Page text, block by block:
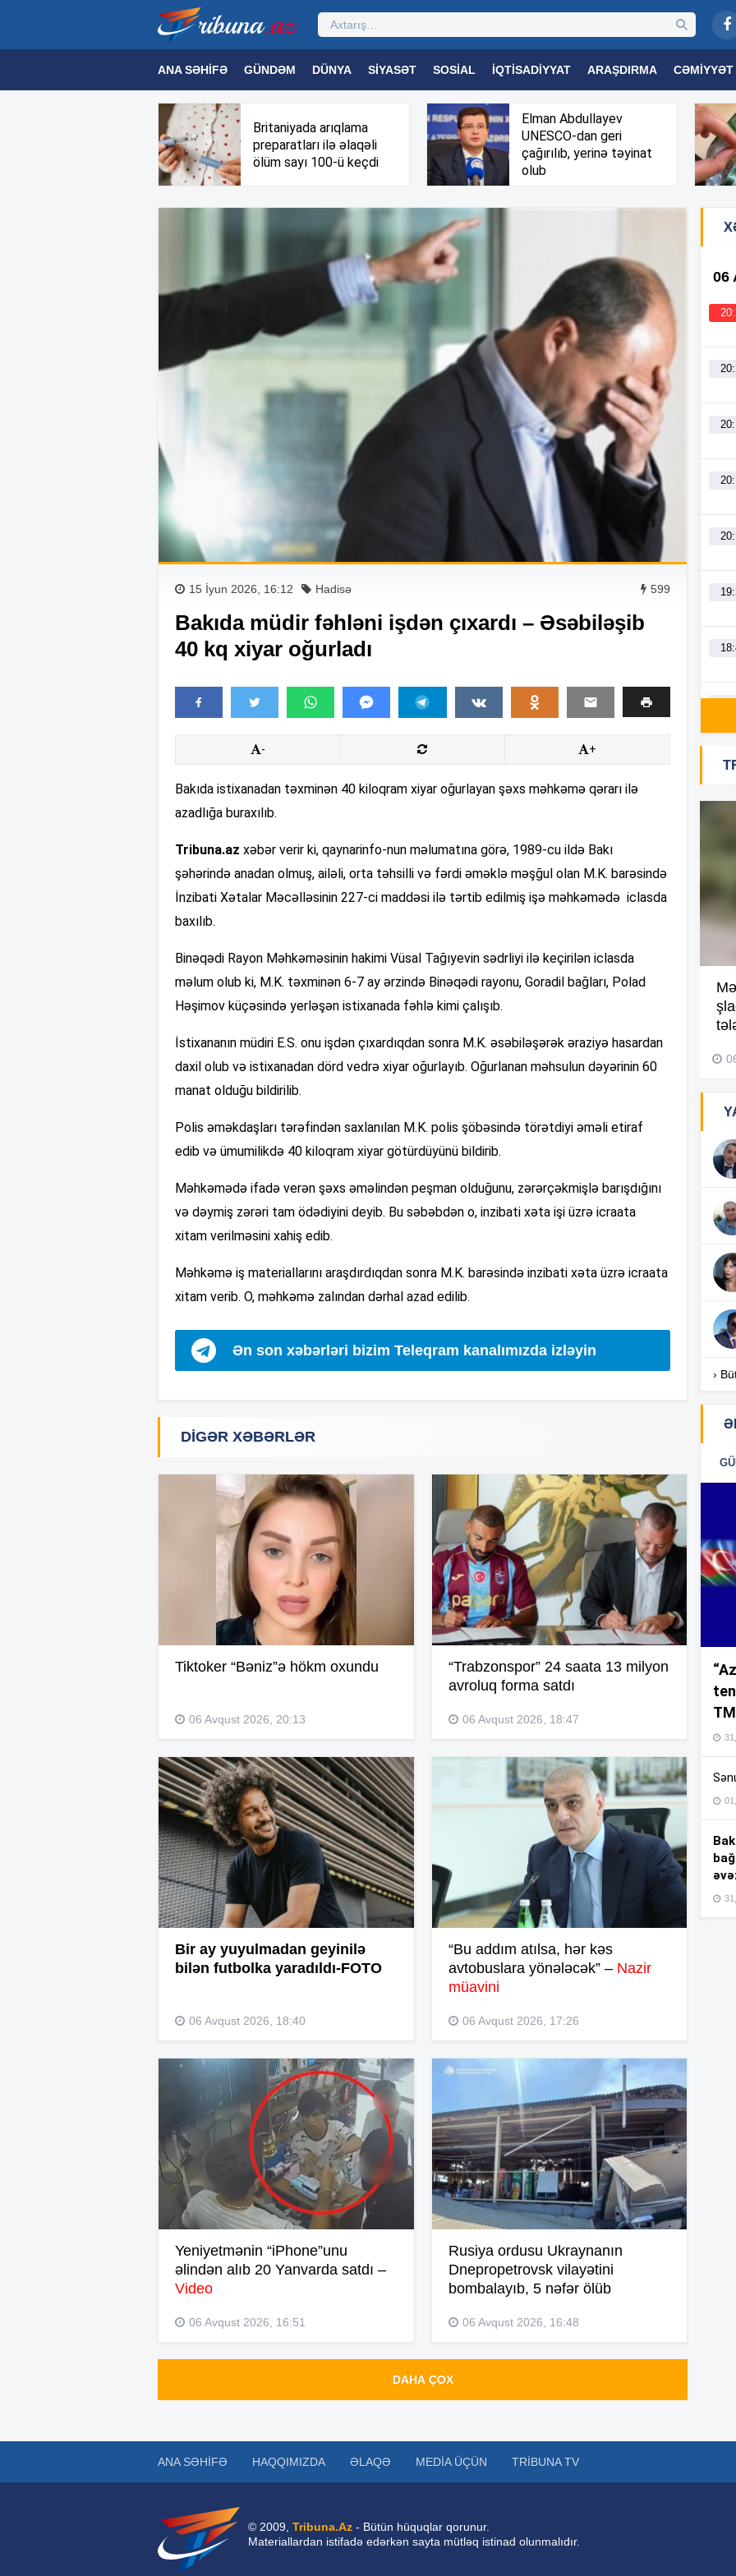
ANA SƏHIFƏ GÜNDƏM DÜNYA SIYASƏT SOSIAL İQTISADIYYAT ARAŞDIRMA CƏMIYYƏT
MƏDƏNIYYƏT TƏHSIL SAĞLAMLIQ MARAQLI TRIBUNA TV
Britaniyada arıqlama
preparatları ilə əlaqəli
ölüm sayı 100-ü keçdi
Elman Abdullayev
UNESCO-dan geri
çağırılıb, yerinə təyinat
olub
15 İyun 2026, 16:12 Hadisə 599
Bakıda müdir fəhləni işdən çıxardı – Əsəbiləşib
40 kq xiyar oğurladı
- +
Bakıda istixanadan təxminən 40 kiloqram xiyar oğurlayan şəxs məhkəmə qərarı ilə
azadlığa buraxılıb.
Tribuna.az xəbər verir ki, qaynarinfo-nun məlumatına görə, 1989-cu ildə Bakı
şəhərində anadan olmuş, ailəli, orta təhsilli və fərdi əməklə məşğul olan M.K. barəsində
İnzibati Xətalar Məcəlləsinin 227-ci maddəsi ilə tərtib edilmiş işə məhkəmədə iclasda
baxılıb.
Binəqədi Rayon Məhkəməsinin hakimi Vüsal Tağıyevin sədrliyi ilə keçirilən iclasda
məlum olub ki, M.K. təxminən 6-7 ay ərzində Binəqədi rayonu, Goradil bağları, Polad
Həşimov küçəsində yerləşən istixanada fəhlə kimi çalışıb.
İstixananın müdiri E.S. onu işdən çıxardıqdan sonra M.K. əsəbiləşərək əraziyə hasardan
daxil olub və istixanadan dörd vedrə xiyar oğurlayıb. Oğurlanan məhsulun dəyərinin 60
manat olduğu bildirilib.
Polis əməkdaşları tərəfindən saxlanılan M.K. polis şöbəsində törətdiyi əməli etiraf
edib və ümumilikdə 40 kiloqram xiyar götürdüyünü bildirib.
Məhkəmədə ifadə verən şəxs əməlindən peşman olduğunu, zərərçəkmişlə barışdığını
və dəymiş zərəri tam ödədiyini deyib. Bu səbəbdən o, inzibati xəta işi üzrə icraata
xitam verilməsini xahiş edib.
Məhkəmə iş materiallarını araşdırdıqdan sonra M.K. barəsində inzibati xəta üzrə icraata
xitam verib. O, məhkəmə zalından dərhal azad edilib.
Ən son xəbərləri bizim Teleqram kanalımızda izləyin
DIGƏR XƏBƏRLƏR
Tiktoker “Bəniz”ə hökm oxundu
06 Avqust 2026, 20:13
“Trabzonspor” 24 saata 13 milyon
avroluq forma satdı
06 Avqust 2026, 18:47
Bir ay yuyulmadan geyinilə
bilən futbolka yaradıldı-FOTO
06 Avqust 2026, 18:40
“Bu addım atılsa, hər kəs
avtobuslara yönələcək” – Nazir
müavini
06 Avqust 2026, 17:26
Yeniyetmənin “iPhone”unu
əlindən alıb 20 Yanvarda satdı –
Video
06 Avqust 2026, 16:51
Rusiya ordusu Ukraynanın
Dnepropetrovsk vilayətini
bombalayıb, 5 nəfər ölüb
06 Avqust 2026, 16:48
DAHA ÇOX
06
Kompleksdə faciə: 2 yaşlı
uşaq hovuzda boğuldu –
29 İyul 2026, 16:21
›
ANA SƏHIFƏ HAQQIMIZDA ƏLAQƏ MEDIA ÜÇÜN TRIBUNA TV
© 2009, Tribuna.Az - Bütün hüquqlar qorunur.
Materiallardan istifadə edərkən sayta mütləq istinad olunmalıdır.